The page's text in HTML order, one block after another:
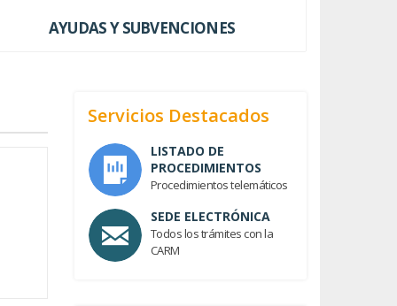
AYUDAS Y SUBVENCIONES
Servicios Destacados
LISTADO DE
PROCEDIMIENTOS
Procedimientos telemáticos
SEDE ELECTRÓNICA
Todos los trámites con la
CARM